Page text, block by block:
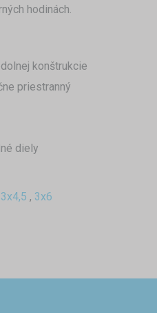
hodinách.
konštrukcie
priestranný
diely
3x4,5 , 3x6